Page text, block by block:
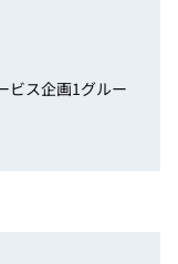
ス企画1グルー